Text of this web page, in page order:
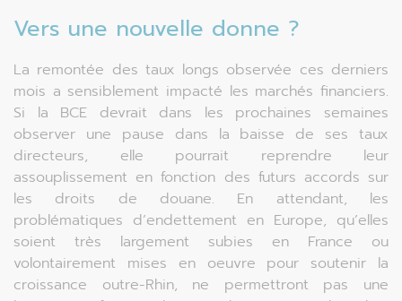
Vers une nouvelle donne ?
La remontée des taux longs observée ces derniers
mois a sensiblement impacté les marchés financiers.
Si la BCE devrait dans les prochaines semaines
observer une pause dans la baisse de ses taux
directeurs, elle pourrait reprendre leur
assouplissement en fonction des futurs accords sur
les droits de douane. En attendant, les
problématiques d’endettement en Europe, qu’elles
soient très largement subies en France ou
volontairement mises en oeuvre pour soutenir la
croissance outre-Rhin, ne permettront pas une